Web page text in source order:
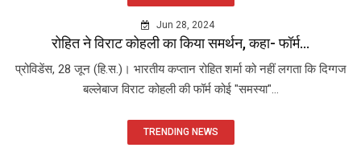
Jun 28, 2024
रोहित ने विराट कोहली का किया समर्थन, कहा- फॉर्म...
प्रोविडेंस, 28 जून (हि.स.)। भारतीय कप्तान रोहित शर्मा को नहीं लगता कि दिग्गज
बल्लेबाज विराट कोहली की फॉर्म कोई "समस्या"...
TRENDING NEWS